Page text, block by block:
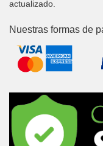
actualizado.
Nuestras formas de